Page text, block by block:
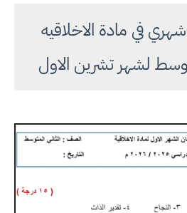
في مادة الاخلاقيه
لشهر تشرين الاول